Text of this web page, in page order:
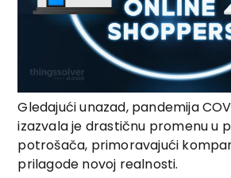
Gledajući unazad, pandemija
izazvala je drastičnu promenu u
potrošača, primoravajući
prilagode novoj realnosti.